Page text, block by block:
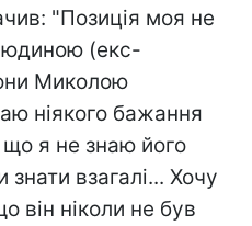
"Позиція моя не
(екс-
Миколою
ніякого бажання
що я не знаю його
знати взагалі... Хочу
він ніколи не був